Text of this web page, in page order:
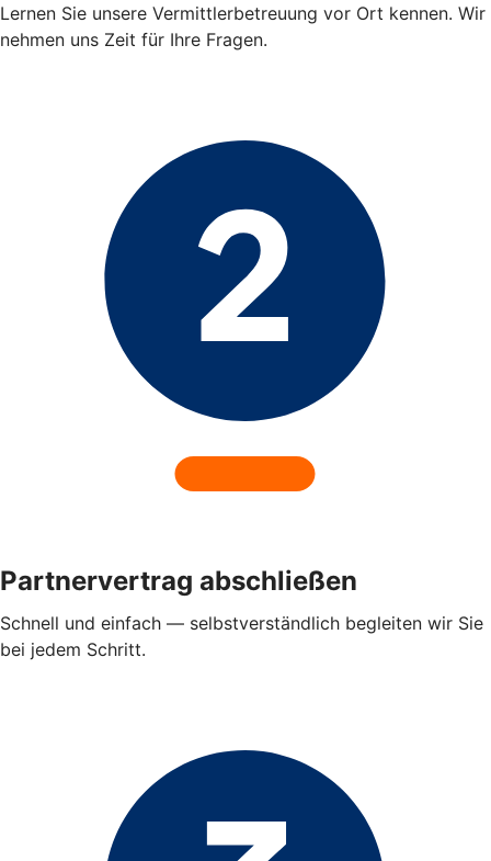
Lernen Sie unsere Vermittlerbetreuung vor Ort kennen. Wir
nehmen uns Zeit für Ihre Fragen.
Partnervertrag abschließen
Schnell und einfach — selbstverständlich begleiten wir Sie
bei jedem Schritt.